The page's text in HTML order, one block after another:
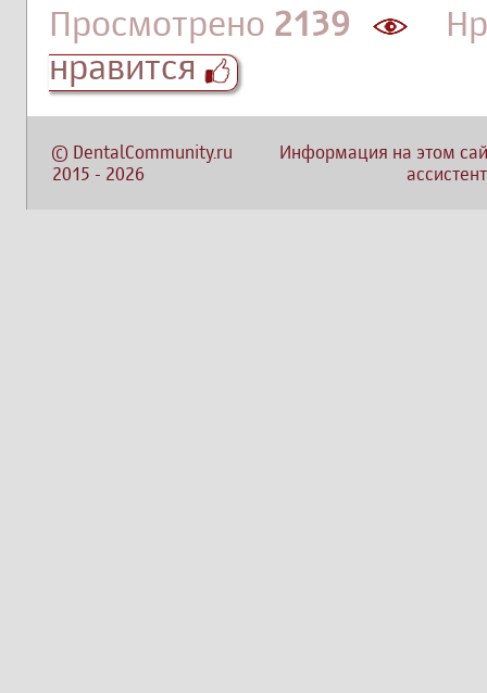
Просмотрено 2139
нравится
© DentalCommunity.ru
2015 - 2026
Информация на этом